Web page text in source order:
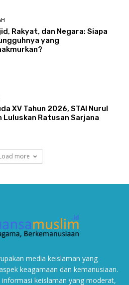
Rakyat, dan Negara: Siapa
yang
XV Tahun 2026, STAI Nurul
Luluskan Ratusan Sarjana
more
media keislaman yang
keagamaan dan kemanusiaan.
keislaman yang moderat,